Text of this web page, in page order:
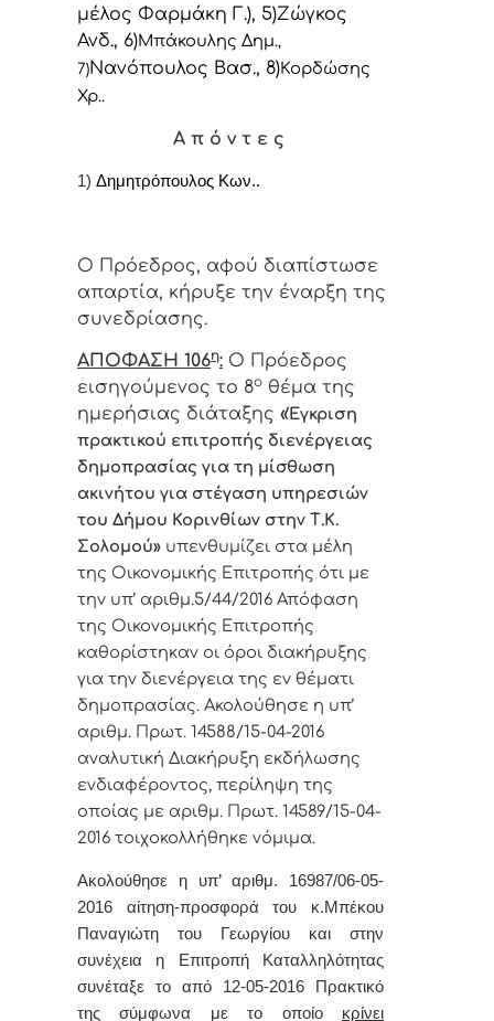
μέλος Φαρμάκη Γ.), 5)Ζώγκος
Ανδ., 6)Μπάκουλης Δημ.,
7)Νανόπουλος Βασ., 8)Κορδώσης
Χρ..
Α π ό ν τ ε ς
1) Δημητρόπουλος Κων..
Ο Πρόεδρος, αφού διαπίστωσε
απαρτία, κήρυξε την έναρξη της
συνεδρίασης.
ΑΠΟΦΑΣΗ 106η: Ο Πρόεδρος
εισηγούμενος το 8ο θέμα της
ημερήσιας διάταξης «Έγκριση
πρακτικού επιτροπής διενέργειας
δημοπρασίας για τη μίσθωση
ακινήτου για στέγαση υπηρεσιών
του Δήμου Κορινθίων στην Τ.Κ.
Σολομού» υπενθυμίζει στα μέλη
της Οικονομικής Επιτροπής ότι με
την υπ’ αριθμ.5/44/2016 Απόφαση
της Οικονομικής Επιτροπής
καθορίστηκαν οι όροι διακήρυξης
για την διενέργεια της εν θέματι
δημοπρασίας. Ακολούθησε η υπ’
αριθμ. Πρωτ. 14588/15-04-2016
αναλυτική Διακήρυξη εκδήλωσης
ενδιαφέροντος, περίληψη της
οποίας με αριθμ. Πρωτ. 14589/15-04-
2016 τοιχοκολλήθηκε νόμιμα.
Ακολούθησε η υπ’ αριθμ. 16987/06-05-
2016 αίτηση-προσφορά του κ.Μπέκου
Παναγιώτη του Γεωργίου και στην
συνέχεια η Επιτροπή Καταλληλότητας
συνέταξε το από 12-05-2016 Πρακτικό
της σύμφωνα με το οποίο κρίνει